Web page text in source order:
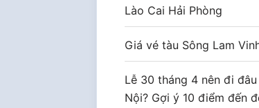
Lào Cai Hải Phòng
Giá vé tàu Sông Lam
Lễ 30 tháng 4 nên đi đâu
Nội? Gợi ý 10 điểm đến